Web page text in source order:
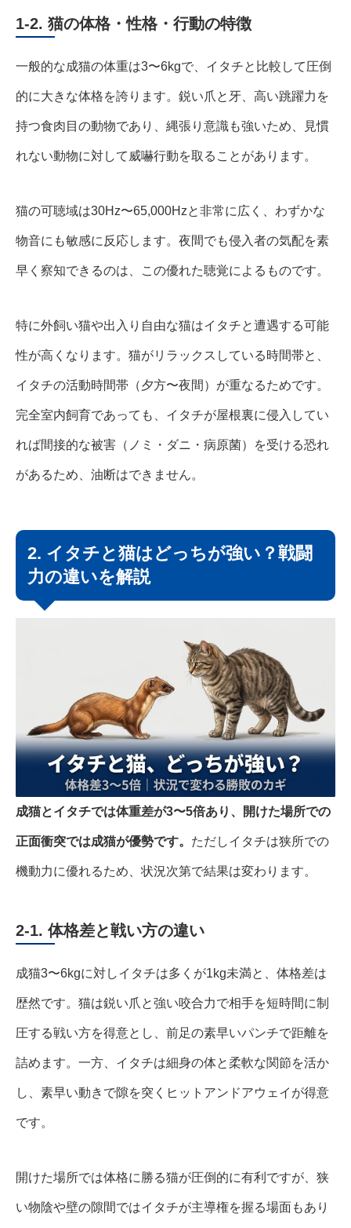
1-2. 猫の体格・性格・行動の特徴
一般的な成猫の体重は3〜6kgで、イタチと比較して圧倒
的に大きな体格を誇ります。鋭い爪と牙、高い跳躍力を
持つ食肉目の動物であり、縄張り意識も強いため、見慣
れない動物に対して威嚇行動を取ることがあります。
猫の可聴域は30Hz〜65,000Hzと非常に広く、わずかな
物音にも敏感に反応します。夜間でも侵入者の気配を素
早く察知できるのは、この優れた聴覚によるものです。
特に外飼い猫や出入り自由な猫はイタチと遭遇する可能
性が高くなります。猫がリラックスしている時間帯と、
イタチの活動時間帯（夕方〜夜間）が重なるためです。
完全室内飼育であっても、イタチが屋根裏に侵入してい
れば間接的な被害（ノミ・ダニ・病原菌）を受ける恐れ
があるため、油断はできません。
2. イタチと猫はどっちが強い？戦闘
力の違いを解説
成猫とイタチでは体重差が3〜5倍あり、開けた場所での
正面衝突では成猫が優勢です。 ただしイタチは狭所での
機動力に優れるため、状況次第で結果は変わります。
2-1. 体格差と戦い方の違い
成猫3〜6kgに対しイタチは多くが1kg未満と、体格差は
歴然です。猫は鋭い爪と強い咬合力で相手を短時間に制
圧する戦い方を得意とし、前足の素早いパンチで距離を
詰めます。一方、イタチは細身の体と柔軟な関節を活か
し、素早い動きで隙を突くヒットアンドアウェイが得意
です。
開けた場所では体格に勝る猫が圧倒的に有利ですが、狭
い物陰や壁の隙間ではイタチが主導権を握る場面もあり